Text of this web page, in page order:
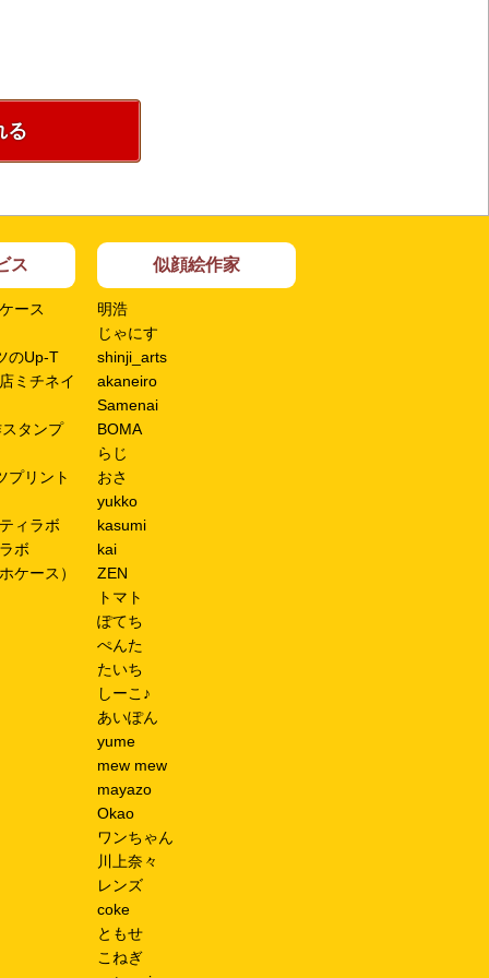
る
ス
ース
のUp-T
ミチネイ
タンプ
プリント
ィラボ
ボ
ケース）
似顔絵作家
明浩
じゃにす
shinji_arts
akaneiro
Samenai
BOMA
らじ
おさ
yukko
kasumi
kai
ZEN
トマト
ぽてち
ぺんた
たいち
しーこ♪
あいぽん
yume
mew mew
mayazo
Okao
ワンちゃん
川上奈々
レンズ
coke
ともせ
こねぎ